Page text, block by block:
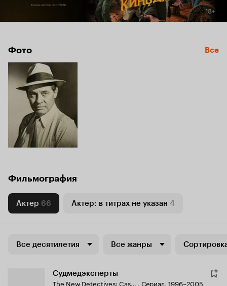
Фото Все
Фильмография
Актер 66 Актер: в титрах не указан 4
Все десятилетия Все жанры
Судмедэксперты
The New Detectives: Case Studies in Forensic Science , Сериал, 1996–2005